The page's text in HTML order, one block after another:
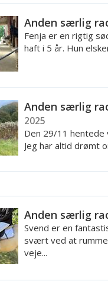
Anden særlig
Fenja er en rigtig
haft i 5 år. Hun
Anden særlig
2025
Den 29/11 hentede
Jeg har altid drømt
Anden særlig
Svend er en
svært ved at
veje...